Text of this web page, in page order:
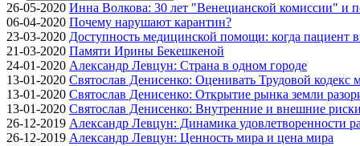
26-05-2020 Инна Волкова: 30 лет "Венецианской комиссии" и
06-04-2020 Почему нарушают карантин?
23-03-2020 Доступность медицинской помощи: когда пациент
21-03-2020 Памяти Ирины Бекешкеной
24-01-2020 Александр Левцун: Страна в одном городе
13-01-2020 Святослав Денисенко: Оценивать Трудовой кодекс
13-01-2020 Святослав Денисенко: Открытие рынка земли
13-01-2020 Святослав Денисенко: Внутренние и внешние
26-12-2019 Александр Левцун: Динамика удовлетворенности
26-12-2019 Александр Левцун: Ценность мира и цена мира